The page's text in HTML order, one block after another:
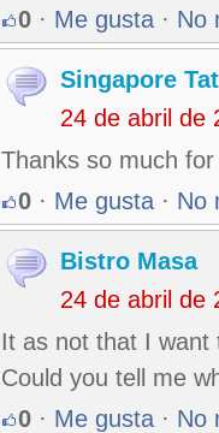
0 · Me gusta · No
Singapore
24 de abril de
Thanks so much
0 · Me gusta · No
Bistro Masa
24 de abril de
It as not that I want
Could you tell me
0 · Me gusta · No